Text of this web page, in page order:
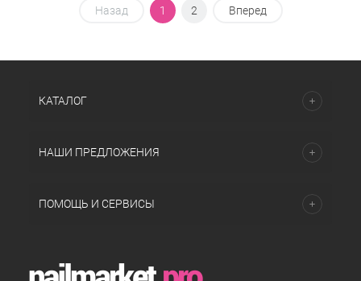
Назад 1 2 Вперед
КАТАЛОГ
НАШИ ПРЕДЛОЖЕНИЯ
ПОМОЩЬ И СЕРВИСЫ